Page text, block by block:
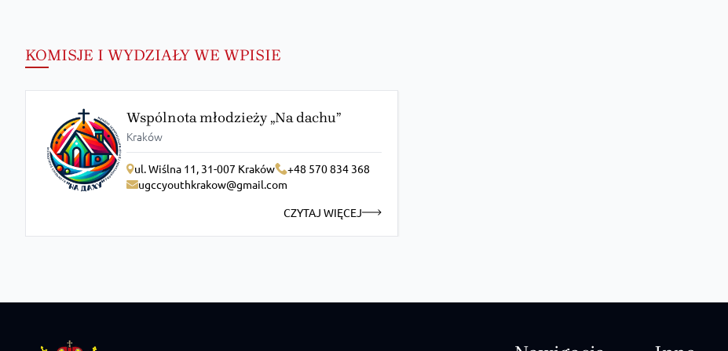
KOMISJE I WYDZIAŁY WE WPISIE
Wspólnota młodzieży „Na dachu”
Kraków
ul. Wiślna 11, 31-007 Kraków
+48 570 834 368
ugccyouthkrakow@gmail.com
CZYTAJ WIĘCEJ